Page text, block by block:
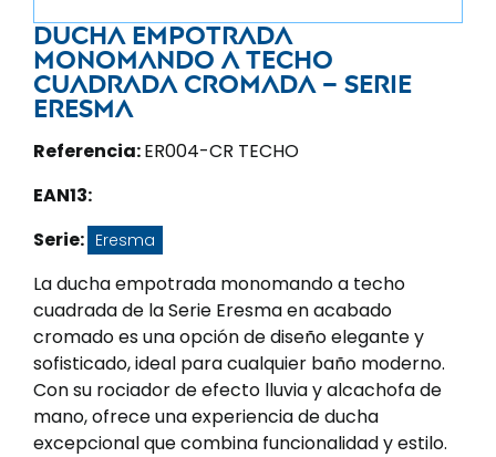
Ducha empotrada
monomando a techo
cuadrada cromada – Serie
Eresma
Referencia:ER004-CR TECHO
EAN13:
Serie: Eresma
La ducha empotrada monomando a techo
cuadrada de la Serie Eresma en acabado
cromado es una opción de diseño elegante y
sofisticado, ideal para cualquier baño moderno.
Con su rociador de efecto lluvia y alcachofa de
mano, ofrece una experiencia de ducha
excepcional que combina funcionalidad y estilo.